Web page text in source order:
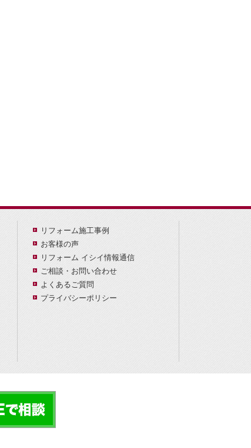
リフォーム施工事例
お客様の声
リフォーム イシイ情報通信
ご相談・お問い合わせ
よくあるご質問
プライバシーポリシー